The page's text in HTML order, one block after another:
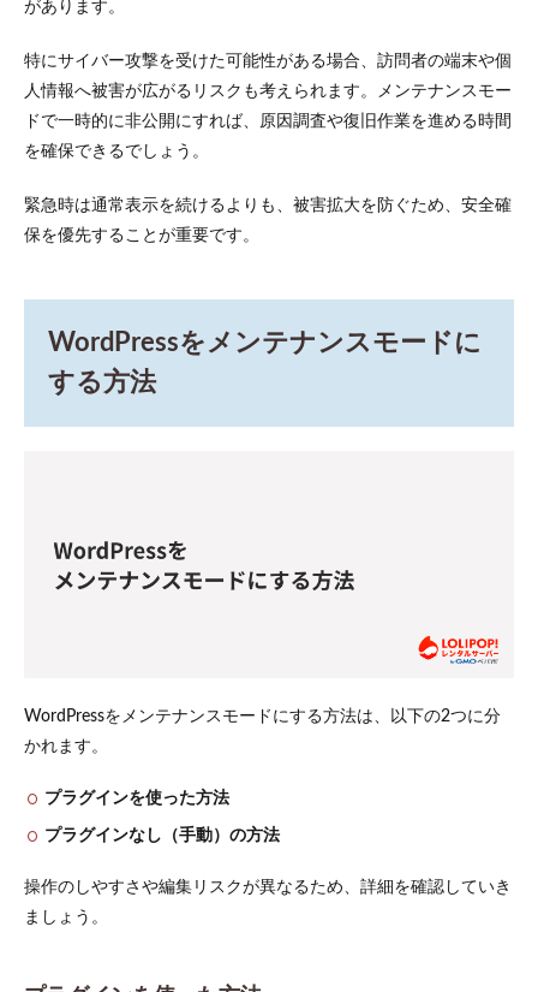
面を
替え
る
のメンテ
ード設定
な準備
備え
て直
前の
5.2
関係
前告
知す
る
5.3
ージ
環境
で事
前テ
があります。
特にサイバー攻撃を受けた可能性がある場合、訪問者の端末や個
人情報へ被害が広がるリスクも考えられます。メンテナンスモー
ドで一時的に非公開にすれば、原因調査や復旧作業を進める時間
を確保できるでしょう。
緊急時は通常表示を続けるよりも、被害拡大を防ぐため、安全確
保を優先することが重要です。
WordPressをメンテナンスモードに
する方法
WordPressをメンテナンスモードにする方法は、以下の2つに分
かれます。
プラグインを使った方法
プラグインなし（手動）の方法
操作のしやすさや編集リスクが異なるため、詳細を確認していき
ましょう。